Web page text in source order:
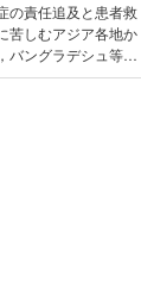
の責任追及と患者救
苦しむアジア各地か
バングラデシュ等で
人びとと手を携え